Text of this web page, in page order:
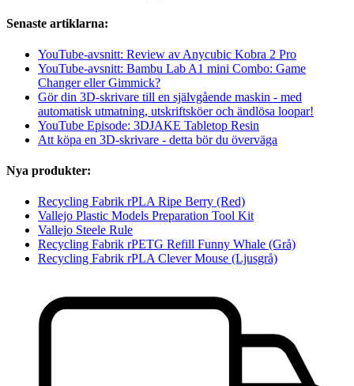
Senaste artiklarna:
YouTube-avsnitt: Review av Anycubic Kobra 2 Pro
YouTube-avsnitt: Bambu Lab A1 mini Combo: Game
Changer eller Gimmick?
Gör din 3D-skrivare till en självgående maskin - med
automatisk utmatning, utskriftsköer och ändlösa loopar!
YouTube Episode: 3DJAKE Tabletop Resin
Att köpa en 3D-skrivare - detta bör du överväga
Nya produkter:
Recycling Fabrik rPLA Ripe Berry (Red)
Vallejo Plastic Models Preparation Tool Kit
Vallejo Steele Rule
Recycling Fabrik rPETG Refill Funny Whale (Grå)
Recycling Fabrik rPLA Clever Mouse (Ljusgrå)